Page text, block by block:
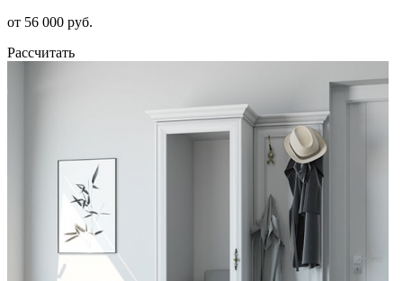
от 56 000 руб.
Рассчитать